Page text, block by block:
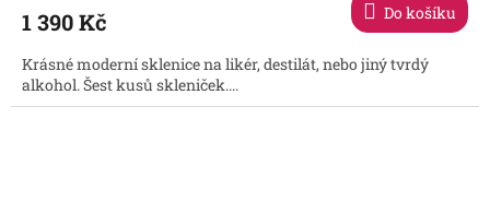
1 390 Kč Do košíku
Krásné moderní sklenice na likér, destilát, nebo jiný tvrdý
alkohol. Šest kusů skleniček....